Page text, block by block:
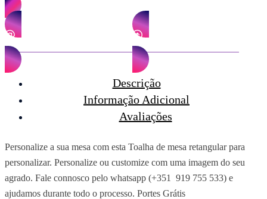
PERSONALIZE POR EMAIL ENVIE-NOS A IMAGEM
Descrição
Informação Adicional
Avaliações
Personalize a sua mesa com esta Toalha de mesa retangular para
personalizar. Personalize ou customize com uma imagem do seu
agrado. Fale connosco pelo whatsapp (+351 919 755 533) e
ajudamos durante todo o processo. Portes Grátis